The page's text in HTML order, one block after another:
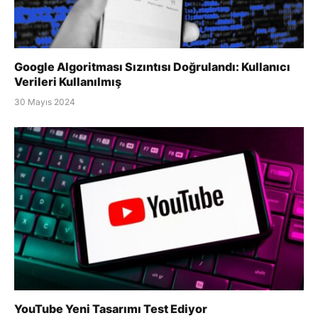
Google Algoritması Sızıntısı Doğrulandı: Kullanıcı
Verileri Kullanılmış
30 Mayıs 2024
YouTube Yeni Tasarımı Test Ediyor